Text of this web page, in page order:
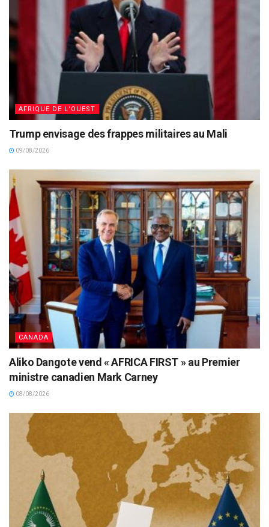
AFRIQUE DE L'OUEST
Trump envisage des frappes militaires au Mali
09/08/2026
CANADA
Aliko Dangote vend « AFRICA FIRST » au Premier
ministre canadien Mark Carney
08/08/2026